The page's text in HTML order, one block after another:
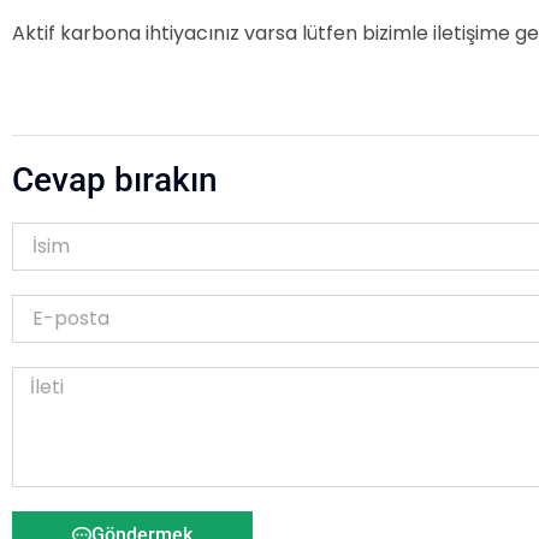
Aktif karbona ihtiyacınız varsa lütfen bizimle iletişime
Cevap bırakın